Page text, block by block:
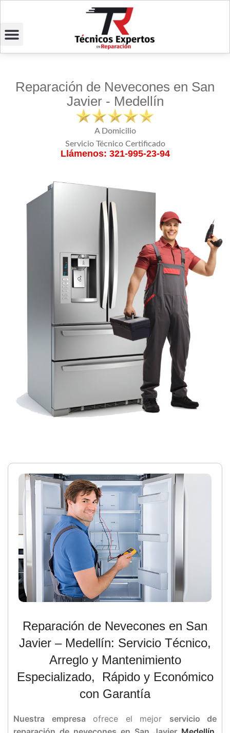
Reparación de Nevecones en San
Javier - Medellín
A Domicilio
Servicio Técnico Certificado
Llámenos: 321-995-23-94
Reparación de Nevecones en San
Javier – Medellín: Servicio Técnico,
Arreglo y Mantenimiento
Especializado, Rápido y Económico
con Garantía
Nuestra empresa ofrece el mejor servicio de